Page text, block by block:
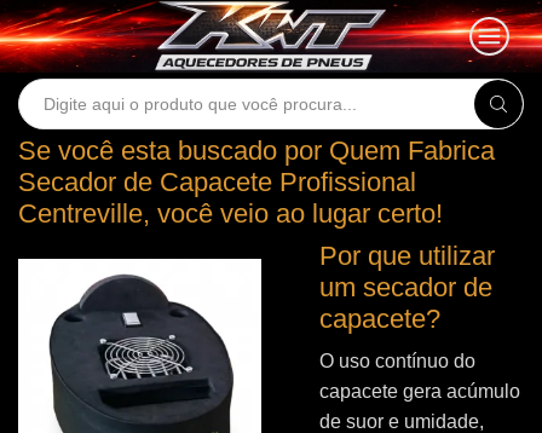
Search
Se você esta buscado por Quem Fabrica
Secador de Capacete Profissional
Centreville, você veio ao lugar certo!
Por que utilizar
um secador de
capacete?
O uso contínuo do
capacete gera acúmulo
de suor e umidade,